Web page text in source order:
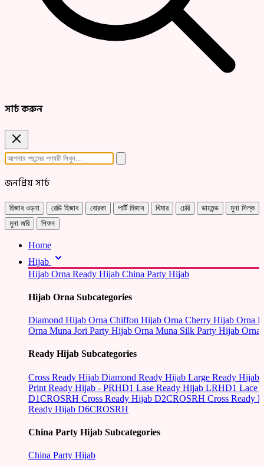
সার্চ করুন
জনপ্রিয় সার্চ
হিজাব ওড়না রেডি হিজাব বোরকা পার্টি হিজাব খিমার চেরি ডায়মন্ড
মুনা সিল্ক
মুনা জরি
শিফন
Home
Hijab
Hijab Orna Ready Hijab China Party Hijab
Hijab Orna Subcategories
Diamond Hijab Orna Chiffon Hijab Orna Cherry Hijab Orna
Orna Muna Jori Party Hijab Orna Muna Silk Party Hijab Orna
Ready Hijab Subcategories
Cross Ready Hijab Diamond Ready Hijab Large Ready Hijab
Print Ready Hijab - PRHD1 Lase Ready Hijab LRHD1 Lace
D1CROSRH Cross Ready Hijab D2CROSRH Cross Ready
Ready Hijab D6CROSRH
China Party Hijab Subcategories
China Party Hijab